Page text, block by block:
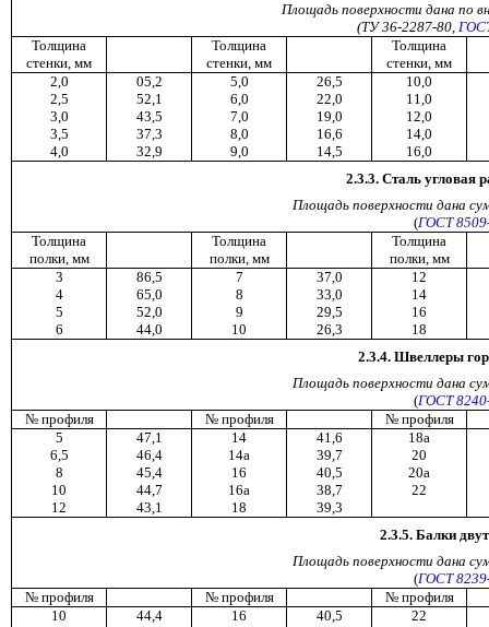
Площадь поверхности дана по
(ТУ 36-2287-80,
Толщина
стенки, мм
Толщина
стенки, мм
Толщина
стенки, мм
2,0
05,2 5,0 26,5
10,0
2,5
52,1 6,0 22,0
11,0
3,0
43,5 7,0 19,0
12,0
3,5
37,3 8,0 16,6
14,0
4,0
32,9 9,0 14,5
16,0
2.3.3. Сталь угловая
Площадь поверхности дана
(ГОСТ
Толщина
полки, мм
Толщина
полки, мм
Толщина
полки, мм
3
86,5 7 37,0
12
4
65,0 8 33,0
14
5
52,0 9 29,5
16
6
44,0 10 26,3
18
2.3.4. Швеллеры
Площадь поверхности дана
(ГОСТ
№ профиля
№ профиля
№ профиля
5
47,1 14 41,6
18а
6,5
46,4 14а 39,7
20
8
45,4 16 40,5
20а
10
44,7 16а 38,7
22
12
43,1 18
39,3
2.3.5. Балки
Площадь поверхности дана
(ГОСТ
№ профиля
№ профиля
№ профиля
10
44,4 16 40,5
22